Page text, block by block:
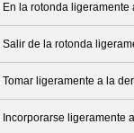
En la rotonda ligeramente
Salir de la rotonda
Tomar ligeramente a la
Incorporarse ligeramente